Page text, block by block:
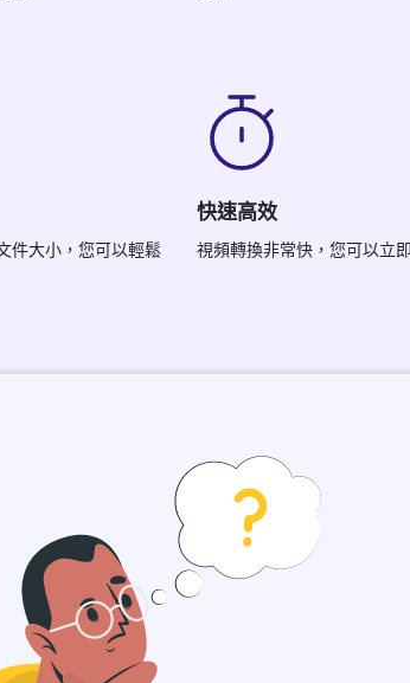
件大小，您可以輕鬆
快速高效
視頻轉換非常快，您可以立